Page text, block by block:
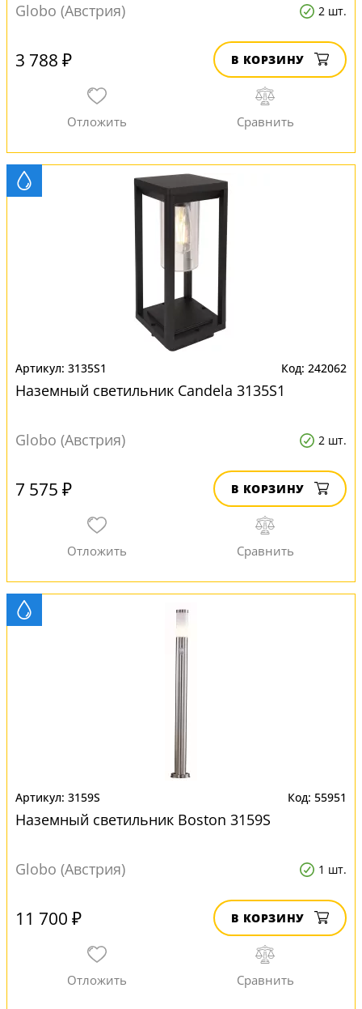
Globo (Австрия) 2 шт.
3 788 ₽ В КОРЗИНУ
3135S1 242062
Наземный светильник Candela 3135S1
Globo (Австрия) 2 шт.
7 575 ₽ В КОРЗИНУ
3159S 55951
Наземный светильник Boston 3159S
Globo (Австрия) 1 шт.
11 700 ₽ В КОРЗИНУ